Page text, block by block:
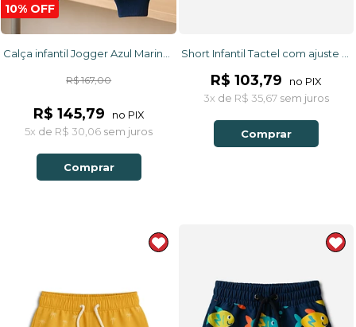
10% OFF
R$ 167,00
R$ 145,79
no PIX
5x de R$ 30,06 sem juros
Comprar
R$ 103,79
no PIX
3x de R$ 35,67 sem juros
Comprar